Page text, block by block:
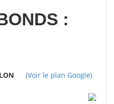
:
(Voir le plan Google)